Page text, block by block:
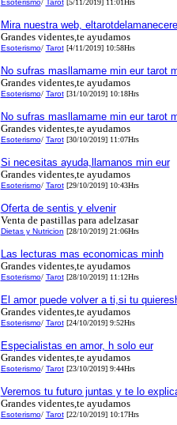
Esoterismo/ Tarot[5/11/2019] 11:01Hrs
Mira nuestra web,
Grandes videntes,te ayudamos
Esoterismo/ Tarot[4/11/2019] 10:58Hrs
No sufras masllamame min eur tarot
Grandes videntes,te ayudamos
Esoterismo/ Tarot[31/10/2019] 10:18Hrs
No sufras masllamame min eur tarot
Grandes videntes,te ayudamos
Esoterismo/ Tarot[30/10/2019] 11:07Hrs
Si necesitas ayuda,llamanos min eur
Grandes videntes,te ayudamos
Esoterismo/ Tarot[29/10/2019] 10:43Hrs
Oferta de sentis y elvenir
Venta de pastillas para adelzasar
Dietas y Nutricion [28/10/2019] 21:06Hrs
Las lecturas mas economicas minh
Grandes videntes,te ayudamos
Esoterismo/ Tarot[28/10/2019] 11:12Hrs
El amor puede volver a ti,si tu
Grandes videntes,te ayudamos
Esoterismo/ Tarot[24/10/2019] 9:52Hrs
Especialistas en amor, h solo eur
Grandes videntes,te ayudamos
Esoterismo/ Tarot[23/10/2019] 9:44Hrs
Veremos tu futuro juntas y te lo
Grandes videntes,te ayudamos
Esoterismo/ Tarot[22/10/2019] 10:17Hrs